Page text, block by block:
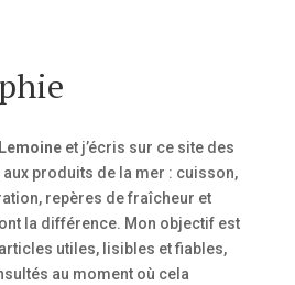
et j’écris sur ce site des
produits de la mer : cuisson,
repères de fraîcheur et
la différence. Mon objectif est
utiles, lisibles et fiables,
au moment où cela